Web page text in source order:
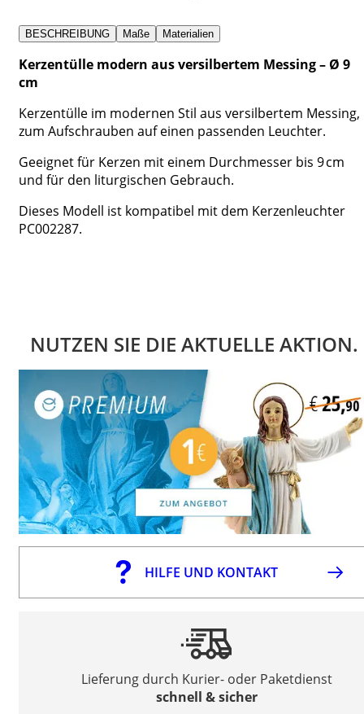
BESCHREIBUNG Maße Materialien
Kerzentülle modern aus versilbertem Messing – Ø 9
cm
Kerzentülle im modernen Stil aus versilbertem Messing,
zum Aufschrauben auf einen passenden Leuchter.
Geeignet für Kerzen mit einem Durchmesser bis 9 cm
und für den liturgischen Gebrauch.
Dieses Modell ist kompatibel mit dem Kerzenleuchter
PC002287.
NUTZEN SIE DIE AKTUELLE AKTION.
HILFE UND KONTAKT
Lieferung durch Kurier- oder Paketdienst
schnell & sicher